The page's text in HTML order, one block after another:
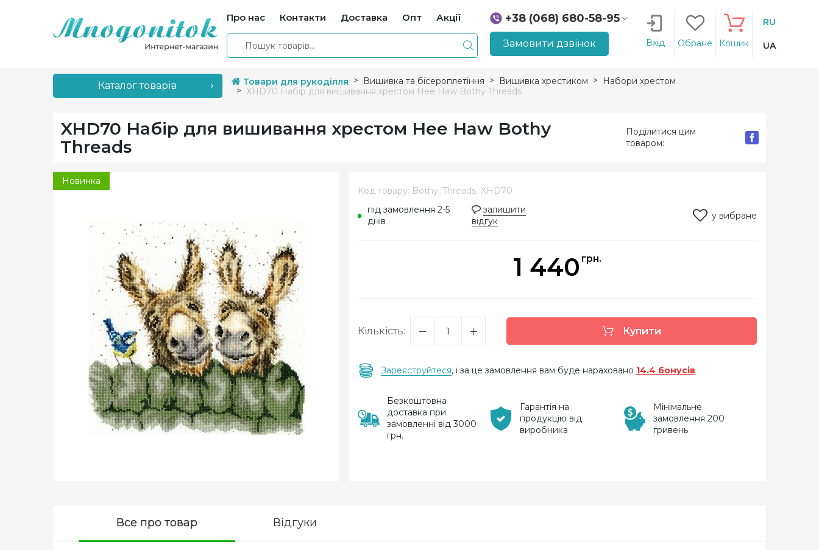
Про нас Контакти Доставка Опт Акції
+38 (068) 680-58-95
+38 (066) 207-14-90
Замовити дзвінок Вхід Обране Кошик
RU
UA
Каталог товарів Товари для рукоділля Вишивка та бісероплетіння Вишивка хрестиком
Набори хрестом
XHD70 Набір для вишивання хрестом Hee Haw Bothy Threads
XHD70 Набір для вишивання хрестом Hee Haw Bothy
Threads
Поділитися цим
товаром:
Новинка
Код товару: Bothy_Threads_XHD70
під замовлення 2-5
днів
залишити
відгук
у вибране
1 440 грн.
Кількість: Купити
Зареєструйтеся, і за це замовлення вам буде нараховано 14.4 бонусів
Безкоштовна
доставка при
замовленні від 3000
грн.
Гарантія на
продукцію від
виробника
Мінімальне
замовлення 200
гривень
Все про товар Відгуки